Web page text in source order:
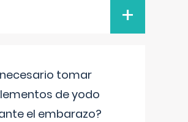
+
necesario tomar
de yodo
el embarazo?